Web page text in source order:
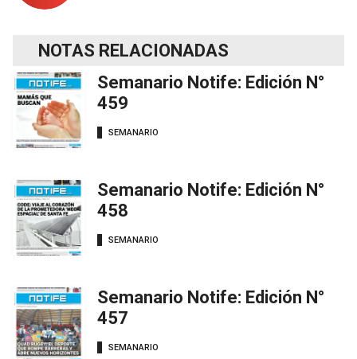
NOTAS RELACIONADAS
Semanario Notife: Edición N°
459
SEMANARIO
Semanario Notife: Edición N°
458
SEMANARIO
Semanario Notife: Edición N°
457
SEMANARIO